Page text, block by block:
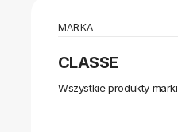
MARKA
CLASSE
Wszystkie produkty marki